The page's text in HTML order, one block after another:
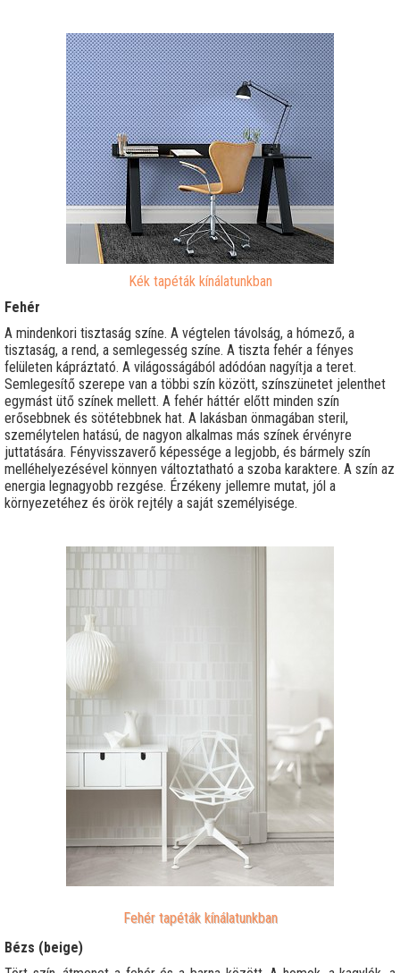
Kék tapéták kínálatunkban
Fehér
A mindenkori tisztaság színe. A végtelen távolság, a hómező, a
tisztaság, a rend, a semlegesség színe. A tiszta fehér a fényes
felületen kápráztató. A világosságából adódóan nagyítja a teret.
Semlegesítő szerepe van a többi szín között, színszünetet jelenthet
egymást ütő színek mellett. A fehér háttér előtt minden szín
erősebbnek és sötétebbnek hat. A lakásban önmagában steril,
személytelen hatású, de nagyon alkalmas más színek érvényre
juttatására. Fényvisszaverő képessége a legjobb, és bármely szín
melléhelyezésével könnyen változtatható a szoba karaktere. A szín az
energia legnagyobb rezgése. Érzékeny jellemre mutat, jól a
környezetéhez és örök rejtély a saját személyisége.
Fehér tapéták kínálatunkban
Bézs (beige)